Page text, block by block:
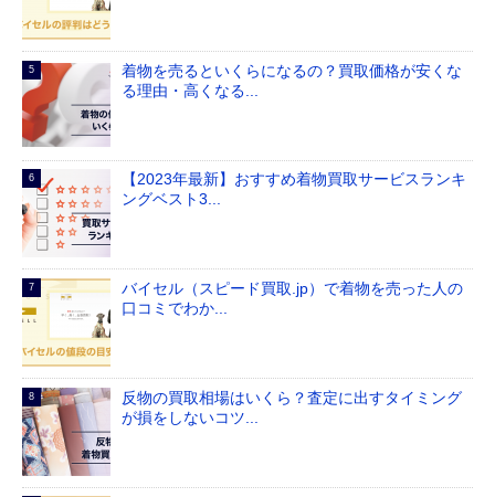
着物を売るといくらになるの？買取価格が安くな
る理由・高くなる...
【2023年最新】おすすめ着物買取サービスランキ
ングベスト3...
バイセル（スピード買取.jp）で着物を売った人の
口コミでわか...
反物の買取相場はいくら？査定に出すタイミング
が損をしないコツ...